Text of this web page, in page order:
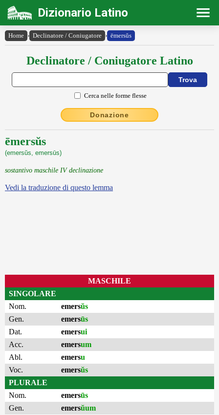
Dizionario Latino
Home › Declinatore / Coniugatore › ēmersŭs
Declinatore / Coniugatore Latino
Cerca nelle forme flesse
Donazione
ēmersŭs
(emersŭs, emersūs)
sostantivo maschile IV declinazione
Vedi la traduzione di questo lemma
MASCHILE
SINGOLARE
Nom.
emersŭs
Gen.
emersūs
Dat.
emersui
Acc.
emersum
Abl.
emersu
Voc.
emersŭs
PLURALE
Nom.
emersūs
Gen.
emersŭum